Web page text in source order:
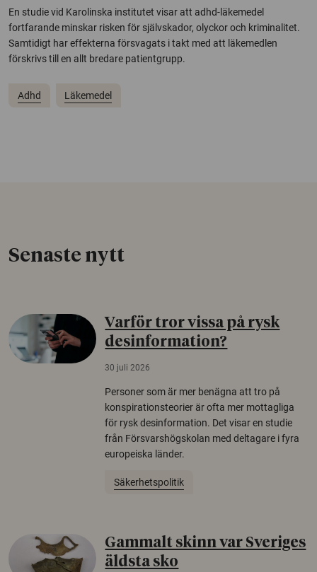
En studie vid Karolinska institutet visar att adhd-läkemedel
fortfarande minskar risken för självskador, olyckor och kriminalitet.
Samtidigt har effekterna försvagats i takt med att läkemedlen
förskrivs till en allt bredare patientgrupp.
Adhd Läkemedel
Senaste nytt
Varför tror vissa på rysk
desinformation?
30 juli 2026
Personer som är mer benägna att tro på
konspirationsteorier är ofta mer mottagliga
för rysk desinformation. Det visar en studie
från Försvarshögskolan med deltagare i fyra
europeiska länder.
Säkerhetspolitik
Gammalt skinn var Sveriges
äldsta sko